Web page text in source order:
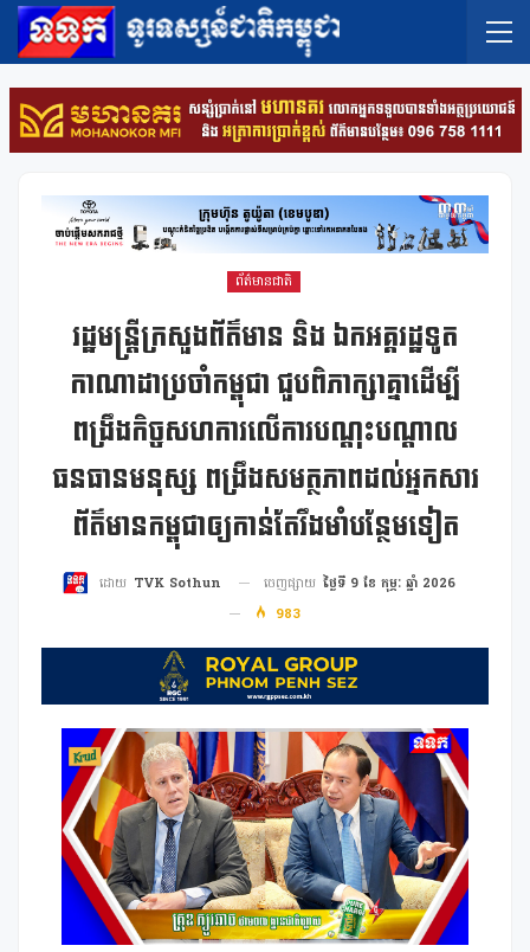
ព័ត៌មានជាតិ
រដ្ឋមន្ត្រីក្រសួងព័ត៌មាន និង ឯកអគ្គរដ្ឋទូត
កាណាដាប្រចាំកម្ពុជា ជួបពិភាក្សាគ្នាដើម្បី
ពង្រឹងកិច្ចសហការលើការបណ្តុះបណ្តាល
ធនធានមនុស្ស ពង្រឹងសមត្ថភាពដល់អ្នកសារ
ព័ត៌មានកម្ពុជាឲ្យកាន់តែរឹងមាំបន្ថែមទៀត
ដោយ TVK Sothun ចេញផ្សាយ ថ្ងៃទី 9 ខែ កុម្ភៈ ឆ្នាំ 2026
983